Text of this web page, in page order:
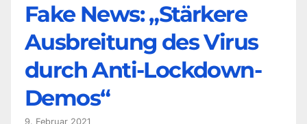
Fake News: „Stärkere
Ausbreitung des Virus
durch Anti-Lockdown-
Demos“
9. Februar 2021